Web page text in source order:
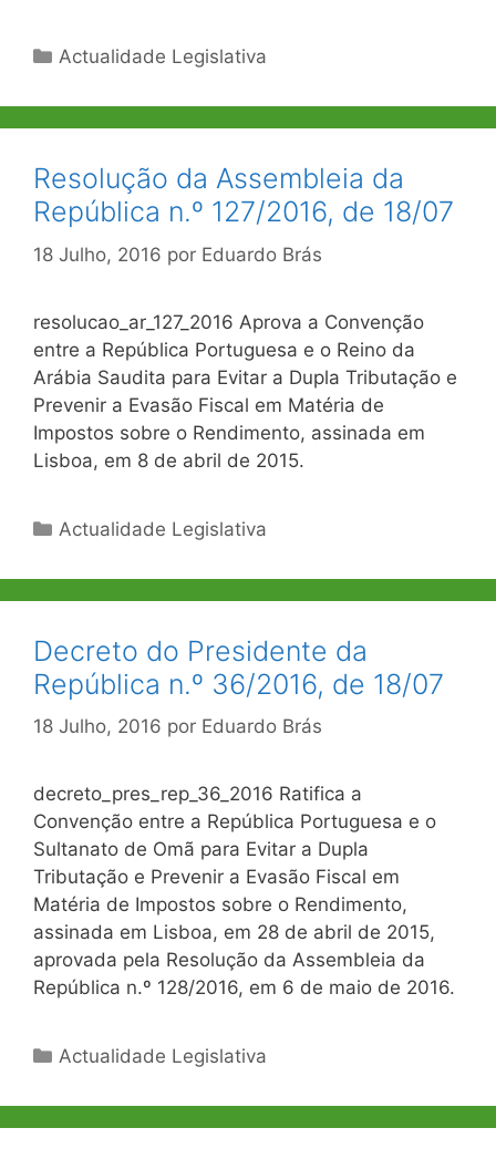
Categorias
Actualidade Legislativa
Resolução da Assembleia da
República n.º 127/2016, de 18/07
18 Julho, 2016 por Eduardo Brás
resolucao_ar_127_2016 Aprova a Convenção
entre a República Portuguesa e o Reino da
Arábia Saudita para Evitar a Dupla Tributação e
Prevenir a Evasão Fiscal em Matéria de
Impostos sobre o Rendimento, assinada em
Lisboa, em 8 de abril de 2015.
Categorias
Actualidade Legislativa
Decreto do Presidente da
República n.º 36/2016, de 18/07
18 Julho, 2016 por Eduardo Brás
decreto_pres_rep_36_2016 Ratifica a
Convenção entre a República Portuguesa e o
Sultanato de Omã para Evitar a Dupla
Tributação e Prevenir a Evasão Fiscal em
Matéria de Impostos sobre o Rendimento,
assinada em Lisboa, em 28 de abril de 2015,
aprovada pela Resolução da Assembleia da
República n.º 128/2016, em 6 de maio de 2016.
Categorias
Actualidade Legislativa